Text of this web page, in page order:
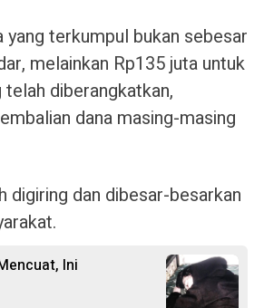
terkumpul bukan sebesar
melainkan Rp135 juta untuk
diberangkatkan,
dana masing-masing
digiring dan dibesar-besarkan
Ini